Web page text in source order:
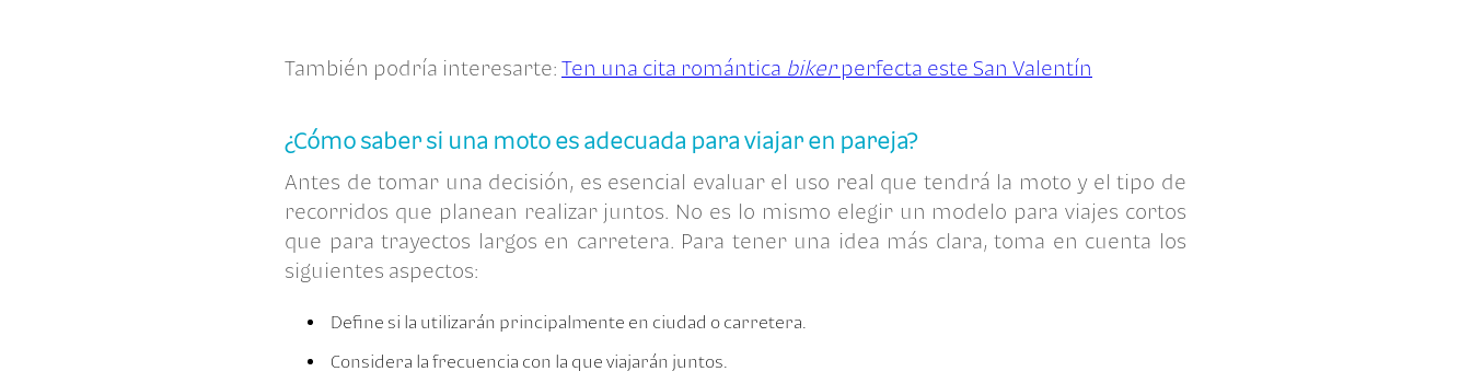
También podría interesarte: Ten una cita romántica bikerperfecta este San Valentín
¿Cómo saber si una moto es adecuada para viajar en pareja?
Antes de tomar una decisión, es esencial evaluar el uso real que tendrá la moto y el tipo de
recorridos que planean realizar juntos. No es lo mismo elegir un modelo para viajes cortos
que para trayectos largos en carretera. Para tener una idea más clara, toma en cuenta los
siguientes aspectos:
Define si la utilizarán principalmente en ciudad o carretera.
Considera la frecuencia con la que viajarán juntos.